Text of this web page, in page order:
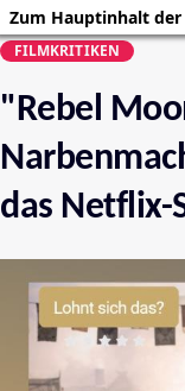
Zum Hauptinhalt der
FILMKRITIKEN
"Rebel
das Netflix-